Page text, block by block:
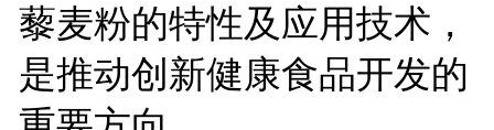
藜麦粉的特性及应用技术，
是推动创新健康食品开发的